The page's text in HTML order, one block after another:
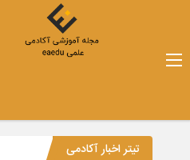
تیتر اخبار آکادمی